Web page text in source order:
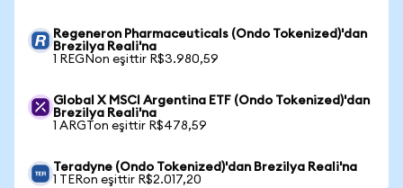
Regeneron Pharmaceuticals (Ondo Tokenized)'dan
Brezilya Reali'na
1 REGNon eşittir R$3.980,59
Global X MSCI Argentina ETF (Ondo Tokenized)'dan
Brezilya Reali'na
1 ARGTon eşittir R$478,59
Teradyne (Ondo Tokenized)'dan Brezilya Reali'na
1 TERon eşittir R$2.017,20